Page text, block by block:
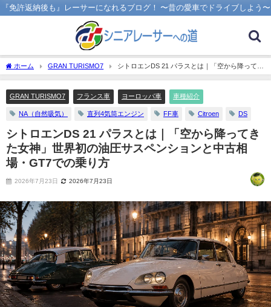
『免許返納後も』レーサーになれるブログ！ 〜昔の愛車でドライブしよう〜
ホーム GRAN TURISMO7
シトロエンDS 21 パラスとは｜「空から降ってき
た女神」世界初の油圧サスペンションと中古相場・GT7での乗り方
GRAN TURISMO7 フランス車 ヨーロッパ車 車種紹介
NA（自然吸気） 直列4気筒エンジン FF車 Citroen DS
シトロエンDS 21 パラスとは｜「空から降ってき
た女神」世界初の油圧サスペンションと中古相
場・GT7での乗り方
2026年7月23日 2026年7月23日